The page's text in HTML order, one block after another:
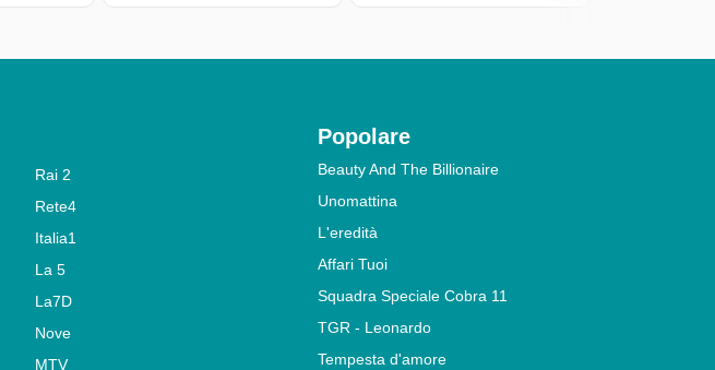
Rai 2
Rete4
Italia1
La 5
La7D
Nove
MTV
Popolare
Beauty And The Billionaire
Unomattina
L'eredità
Affari Tuoi
Squadra Speciale Cobra 11
TGR - Leonardo
Tempesta d'amore